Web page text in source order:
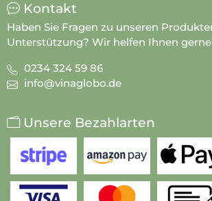
Kontakt
Haben Sie Fragen zu unseren
Unterstützung? Wir helfen Ihnen
0234 324 59 86
info@vinaglobo.de
Unsere Bezahlarten